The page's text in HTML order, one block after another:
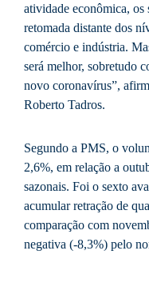
atividade econômica, os
retomada distante dos
comércio e indústria.
será melhor, sobretudo
novo coronavírus”,
Roberto Tadros.
Segundo a PMS, o
2,6%, em relação a
sazonais. Foi o sexto
acumular retração de
comparação com
negativa (-8,3%) pelo